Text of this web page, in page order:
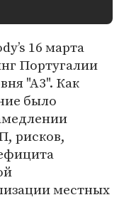
16 марта
Португалии
"А3". Как
было
рисков,
местных